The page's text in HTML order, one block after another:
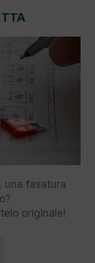
una fasatura
originale!